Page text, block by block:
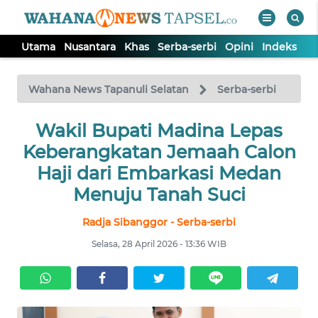
Utama Nusantara Khas Serba-serbi Opini Indeks
Wahana News Tapanuli Selatan Serba-serbi
Wakil Bupati Madina Lepas
Keberangkatan Jemaah Calon
Haji dari Embarkasi Medan
Menuju Tanah Suci
Radja Sibanggor - Serba-serbi
Selasa, 28 April 2026 - 13:36 WIB
TV
Tutup
UTAMA
NUSANTARA
SERBI
OPINI